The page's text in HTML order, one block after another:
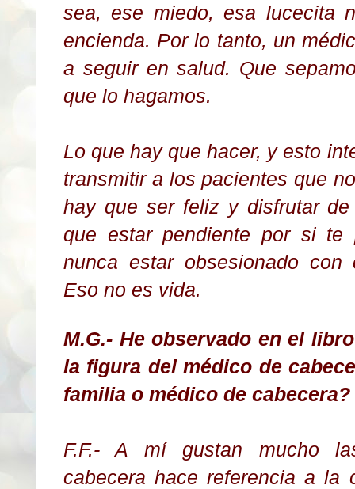
sea, ese miedo, esa lucecita
encienda. Por lo tanto, un
a seguir en salud. Que
que lo hagamos.
Lo que hay que hacer, y esto
transmitir a los pacientes que
hay que ser feliz y disfrutar
que estar pendiente por si te
nunca estar obsesionado
Eso no es vida.
M.G.- He observado en el
la figura del médico de
familia o médico de cabecera?
F.F.- A mí gustan mucho
cabecera hace referencia a la